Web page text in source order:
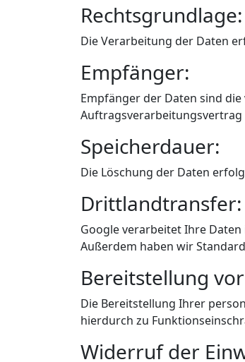
Rechtsgrundlage:
Die Verarbeitung der Daten
Empfänger:
Empfänger der Daten sind
Auftragsverarbeitungsvertrag
Speicherdauer:
Die Löschung der Daten
Drittlandtransfer:
Google verarbeitet Ihre Daten
Außerdem haben wir
Bereitstellung
Die Bereitstellung Ihrer
hierdurch zu
Widerruf der